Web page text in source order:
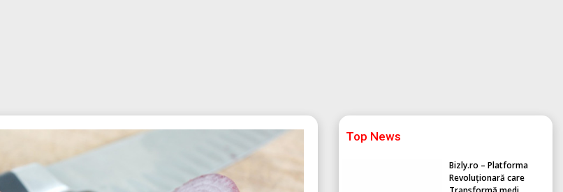
Top News
Bizly.ro – Platforma
Revoluționară care